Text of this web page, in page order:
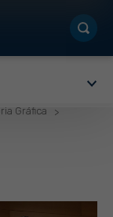
Gráfica